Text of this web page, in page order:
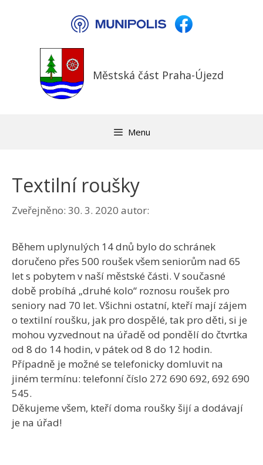
Městská část Praha-Újezd
Menu
Textilní roušky
Zveřejněno: 30. 3. 2020 autor:
Během uplynulých 14 dnů bylo do schránek
doručeno přes 500 roušek všem seniorům nad 65
let s pobytem v naší městské části. V současné
době probíhá „druhé kolo“ roznosu roušek pro
seniory nad 70 let. Všichni ostatní, kteří mají zájem
o textilní roušku, jak pro dospělé, tak pro děti, si je
mohou vyzvednout na úřadě od pondělí do čtvrtka
od 8 do 14 hodin, v pátek od 8 do 12 hodin.
Případně je možné se telefonicky domluvit na
jiném termínu: telefonní číslo 272 690 692, 692 690
545.
Děkujeme všem, kteří doma roušky šijí a dodávají
je na úřad!